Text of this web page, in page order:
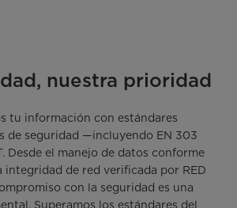
nuestra prioridad
tu información con estándares
de seguridad —incluyendo EN 303
Desde el manejo de datos conforme
integridad de red verificada por RED
con la seguridad es una
Superamos los estándares del